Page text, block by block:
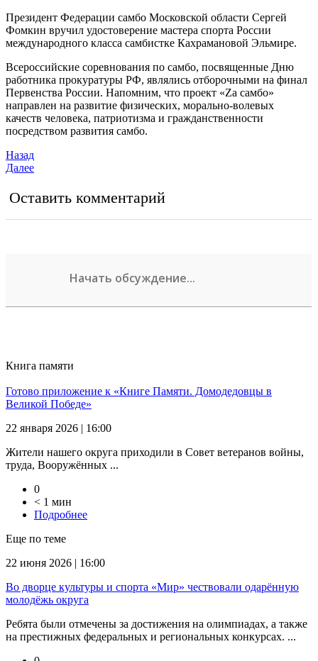
Президент Федерации самбо Московской области Сергей
Фомкин вручил удостоверение мастера спорта России
международного класса самбистке Кахрамановой Эльмире.
Всероссийские соревнования по самбо, посвященные Дню
работника прокуратуры РФ, являлись отборочными на финал
Первенства России. Напомним, что проект «Za самбо»
направлен на развитие физических, морально-волевых
качеств человека, патриотизма и гражданственности
посредством развития самбо.
Назад
Далее
Оставить комментарий
Книга памяти
Готово приложение к «Книге Памяти. Домодедовцы в
Великой Победе»
22 января 2026 | 16:00
Жители нашего округа приходили в Совет ветеранов войны,
труда, Вооружённых ...
0
< 1 мин
Подробнее
Еще по теме
22 июня 2026 | 16:00
Во дворце культуры и спорта «Мир» чествовали одарённую
молодёжь округа
Ребята были отмечены за достижения на олимпиадах, а также
на престижных федеральных и региональных конкурсах. ...